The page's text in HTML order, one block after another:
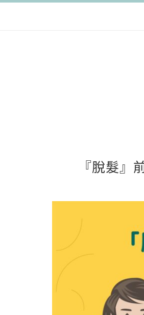
『脫髮』